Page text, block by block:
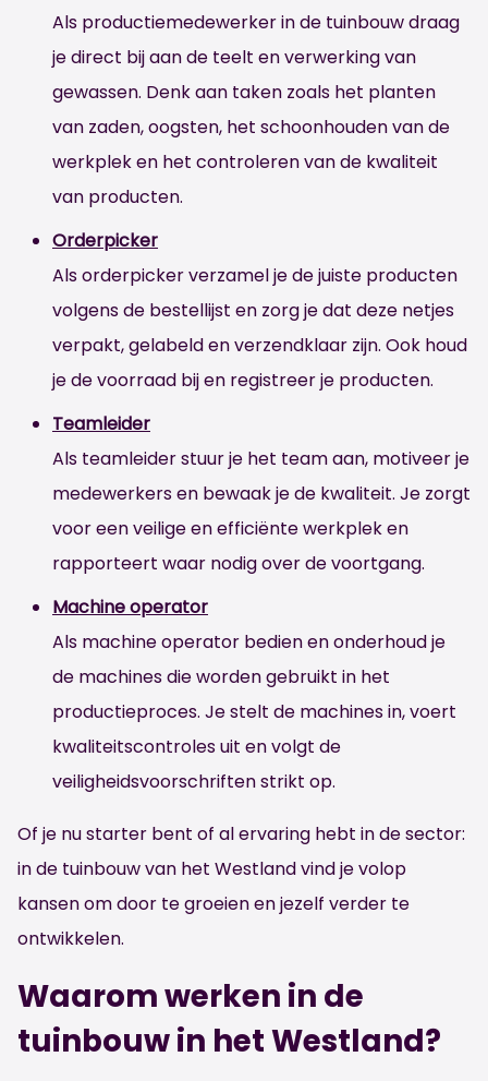
Als productiemedewerker in de tuinbouw draag
je direct bij aan de teelt en verwerking van
gewassen. Denk aan taken zoals het planten
van zaden, oogsten, het schoonhouden van de
werkplek en het controleren van de kwaliteit
van producten.
Orderpicker
Als orderpicker verzamel je de juiste producten
volgens de bestellijst en zorg je dat deze netjes
verpakt, gelabeld en verzendklaar zijn. Ook houd
je de voorraad bij en registreer je producten.
Teamleider
Als teamleider stuur je het team aan, motiveer je
medewerkers en bewaak je de kwaliteit. Je zorgt
voor een veilige en efficiënte werkplek en
rapporteert waar nodig over de voortgang.
Machine operator
Als machine operator bedien en onderhoud je
de machines die worden gebruikt in het
productieproces. Je stelt de machines in, voert
kwaliteitscontroles uit en volgt de
veiligheidsvoorschriften strikt op.
Of je nu starter bent of al ervaring hebt in de sector:
in de tuinbouw van het Westland vind je volop
kansen om door te groeien en jezelf verder te
ontwikkelen.
Waarom werken in de
tuinbouw in het Westland?